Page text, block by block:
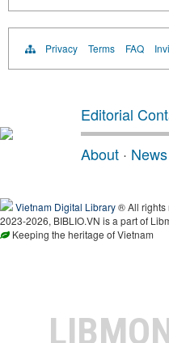
Privacy Terms FAQ
Editorial
About · News
Vietnam Digital Library® All rights
2023-2026, BIBLIO.VN is a part of
Keeping the heritage of Vietnam